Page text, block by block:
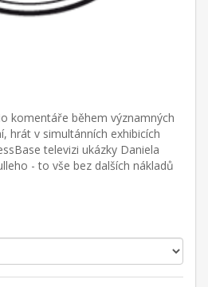
komentáře během významných
hrát v simultánních exhibicích
televizi ukázky Daniela
- to vše bez dalších nákladů